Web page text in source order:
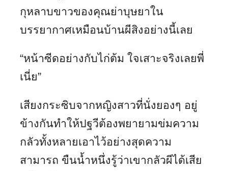
กุหลาบขาวของคุณย่าบุษยาใน
บรรยากาศเหมือนบ้านผีสิงอย่างนี้เลย
“หน้าซีดอย่างกับไก่ต้ม ใจเสาะจริงเลยพี่
เนี่ย”
เสียงกระซิบจากหญิงสาวที่นั่งยองๆ อยู่
ข้างกันทำให้ปฐวีต้องพยายามข่มความ
กลัวทั้งหลายเอาไว้อย่างสุดความ
สามารถ ขืนน้ำหนึ่งรู้ว่าเขากลัวผีได้เสีย